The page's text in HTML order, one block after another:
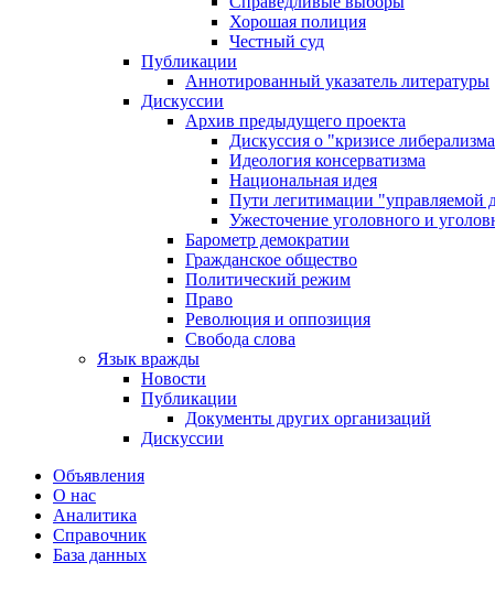
Хорошая полиция
Честный суд
Публикации
Аннотированный указатель литературы
Дискуссии
Архив предыдущего проекта
Дискуссия о "кризисе
Идеология консерватизма
Национальная идея
Пути легитимации "управляемой
Ужесточение уголовного и
Барометр демократии
Гражданское общество
Политический режим
Право
Революция и оппозиция
Свобода слова
Язык вражды
Новости
Публикации
Документы других организаций
Дискуссии
Объявления
О нас
Аналитика
Справочник
База данных